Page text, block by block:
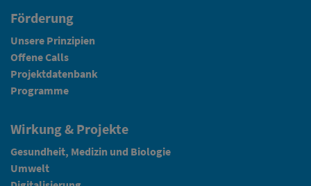
Förderung
Unsere Prinzipien
Offene Calls
Projektdatenbank
Programme
Wirkung & Projekte
Gesundheit, Medizin und Biologie
Umwelt